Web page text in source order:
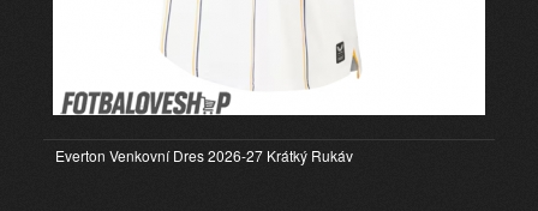
Everton Venkovní Dres 2026-27 Krátký Rukáv